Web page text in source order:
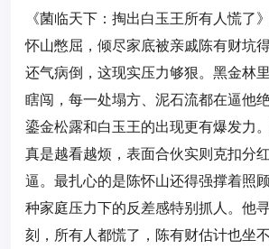
《菌临天下：掏出白玉王所有人慌了
怀山憋屈，倾尽家底被亲戚陈有财坑
还气病倒，这现实压力够狠。黑金林
瞎闯，每一处塌方、泥石流都在逼他
鎏金松露和白玉王的出现更有爆发力
真是越看越烦，表面合伙实则克扣分
逼。最扎心的是陈怀山还得强撑着照
种家庭压力下的反差感特别抓人。他
刻，所有人都慌了，陈有财估计也坐